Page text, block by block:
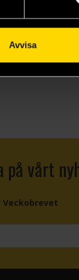
Avvisa
på vårt
Veckobrevet